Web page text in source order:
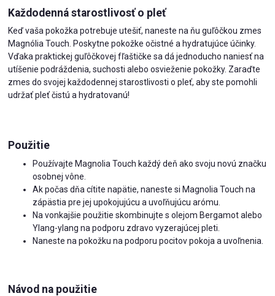
Každodenná starostlivosť o pleť
Keď vaša pokožka potrebuje utešiť, naneste na ňu guľôčkou zmes
Magnólia Touch. Poskytne pokožke očistné a hydratujúce účinky.
Vďaka praktickej guľôčkovej fľaštičke sa dá jednoducho naniesť na
utíšenie podráždenia, suchosti alebo osvieženie pokožky. Zaraďte
zmes do svojej každodennej starostlivosti o pleť, aby ste pomohli
udržať pleť čistú a hydratovanú!
Použitie
Používajte Magnolia Touch každý deň ako svoju novú značku
osobnej vône.
Ak počas dňa cítite napätie, naneste si Magnolia Touch na
zápästia pre jej upokojujúcu a uvoľňujúcu arómu.
Na vonkajšie použitie skombinujte s olejom Bergamot alebo
Ylang-ylang na podporu zdravo vyzerajúcej pleti.
Naneste na pokožku na podporu pocitov pokoja a uvoľnenia.
Návod na použitie